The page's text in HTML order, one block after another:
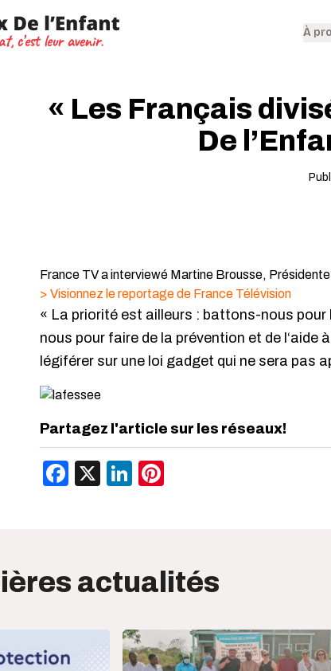
À
« Les Français
De
France TV a interviewé Martine Brousse, Présidente
> Visionnez le reportage de France Télévision
« La priorité est ailleurs : battons-nous
nous pour faire de la prévention et de
légiférer sur une loi gadget qui ne sera pas
Partagez l'article sur les réseaux!
Facebook
X LinkedIn
actualités